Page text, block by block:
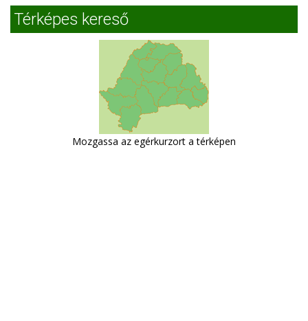
Térképes kereső
Mozgassa az egérkurzort a térképen